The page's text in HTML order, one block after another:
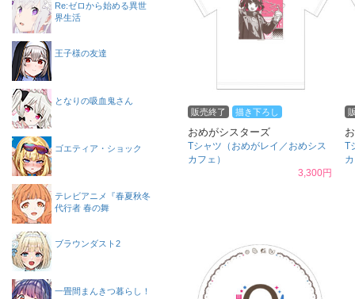
販売終了 描き下ろし
おめがシスターズ
Tシャツ（おめがレイ／おめシス
カフェ）
3,300円
T
Re:ゼロから始める異世
界生活
王子様の友達
となりの吸血鬼さん
ゴエティア・ショック
テレビアニメ『春夏秋冬
代行者 春の舞
ブラウンダスト2
一畳間まんきつ暮らし！